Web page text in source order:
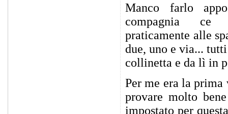
Manco farlo
compagnia
praticamente alle
due, uno e via...
collinetta e da lì in
Per me era la
provare molto
impostato per